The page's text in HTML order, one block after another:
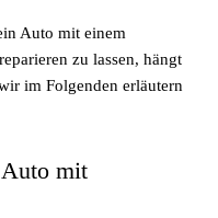
Auto mit einem
zu lassen, hängt
im Folgenden erläutern
mit